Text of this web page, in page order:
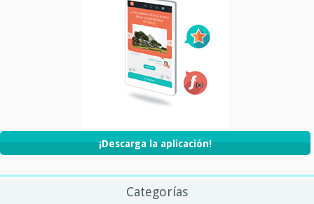
¡Descarga la aplicación!
Categorías